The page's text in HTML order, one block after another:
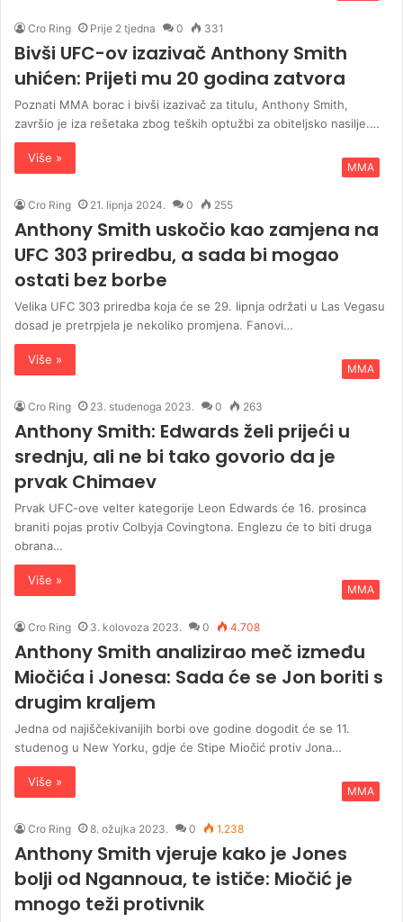
Cro Ring Prije 2 tjedna 0 331
Bivši UFC-ov izazivač Anthony Smith
uhićen: Prijeti mu 20 godina zatvora
Poznati MMA borac i bivši izazivač za titulu, Anthony Smith,
završio je iza rešetaka zbog teških optužbi za obiteljsko nasilje.…
Više »
MMA
Cro Ring 21. lipnja 2024. 0 255
Anthony Smith uskočio kao zamjena na
UFC 303 priredbu, a sada bi mogao
ostati bez borbe
Velika UFC 303 priredba koja će se 29. lipnja održati u Las Vegasu
dosad je pretrpjela je nekoliko promjena. Fanovi…
Više »
MMA
Cro Ring 23. studenoga 2023. 0 263
Anthony Smith: Edwards želi prijeći u
srednju, ali ne bi tako govorio da je
prvak Chimaev
Prvak UFC-ove velter kategorije Leon Edwards će 16. prosinca
braniti pojas protiv Colbyja Covingtona. Englezu će to biti druga
obrana…
Više »
MMA
Cro Ring 3. kolovoza 2023. 0 4.708
Anthony Smith analizirao meč između
Miočića i Jonesa: Sada će se Jon boriti s
drugim kraljem
Jedna od najiščekivanijih borbi ove godine dogodit će se 11.
studenog u New Yorku, gdje će Stipe Miočić protiv Jona…
Više »
MMA
Cro Ring 8. ožujka 2023. 0 1.238
Anthony Smith vjeruje kako je Jones
bolji od Ngannoua, te ističe: Miočić je
mnogo teži protivnik